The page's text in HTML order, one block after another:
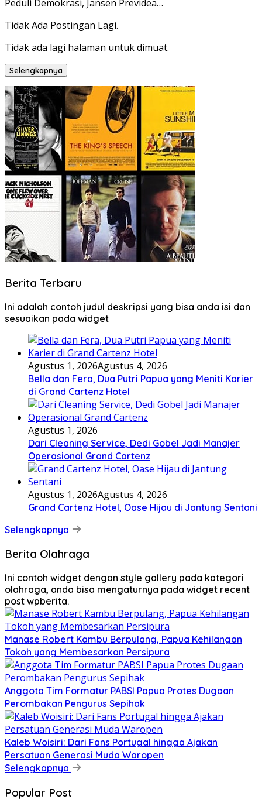
Peduli Demokrasi, Jansen Previdea…
Tidak Ada Postingan Lagi.
Tidak ada lagi halaman untuk dimuat.
Selengkapnya
Berita Terbaru
Ini adalah contoh judul deskripsi yang bisa anda isi dan
sesuaikan pada widget
Agustus 1, 2026Agustus 4, 2026
Bella dan Fera, Dua Putri Papua yang Meniti Karier
di Grand Cartenz Hotel
Agustus 1, 2026
Dari Cleaning Service, Dedi Gobel Jadi Manajer
Operasional Grand Cartenz
Agustus 1, 2026Agustus 4, 2026
Grand Cartenz Hotel, Oase Hijau di Jantung Sentani
Selengkapnya
Berita Olahraga
Ini contoh widget dengan style gallery pada kategori
olahraga, anda bisa mengaturnya pada widget recent
post wpberita.
Manase Robert Kambu Berpulang, Papua Kehilangan
Tokoh yang Membesarkan Persipura
Anggota Tim Formatur PABSI Papua Protes Dugaan
Perombakan Pengurus Sepihak
Kaleb Woisiri: Dari Fans Portugal hingga Ajakan
Persatuan Generasi Muda Waropen
Selengkapnya
Popular Post